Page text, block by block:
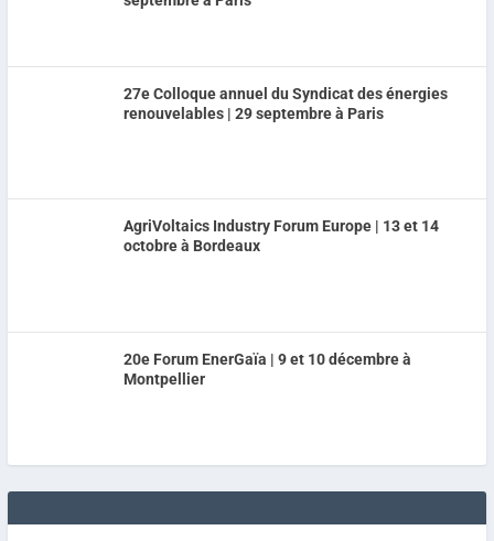
27e Colloque annuel du Syndicat des énergies
renouvelables | 29 septembre à Paris
AgriVoltaics Industry Forum Europe | 13 et 14
octobre à Bordeaux
20e Forum EnerGaïa | 9 et 10 décembre à
Montpellier